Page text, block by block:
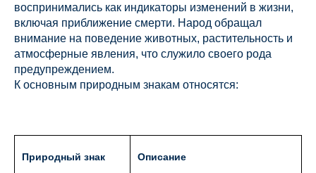
воспринимались как индикаторы изменений в жизни,
включая приближение смерти. Народ обращал
внимание на поведение животных, растительность и
атмосферные явления, что служило своего рода
предупреждением.
К основным природным знакам относятся:
Природный знак Описание